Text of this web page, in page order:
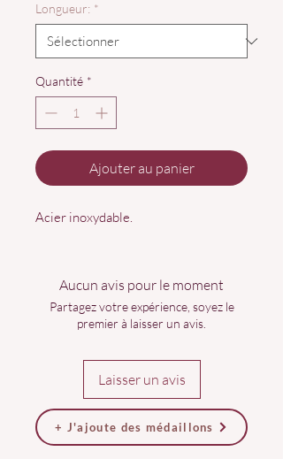
Longueur: *
Quantité *
Ajouter au panier
Acier inoxydable.
Aucun avis pour le moment
Partagez votre expérience, soyez le
premier à laisser un avis.
Laisser un avis
+ J'ajoute des médaillons